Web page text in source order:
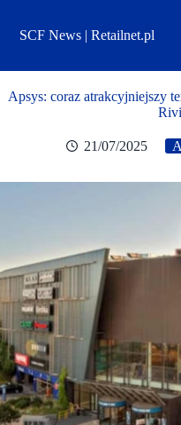
treściSCF News | Retailnet.pl
Apsys: coraz atrakcyjniejszy
21/07/2025